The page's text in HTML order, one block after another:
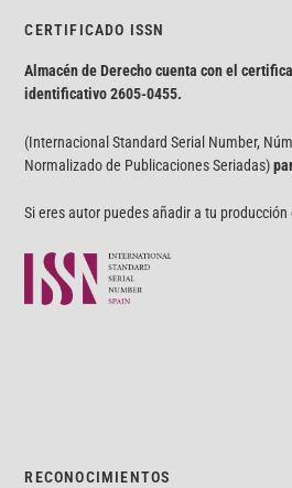
CERTIFICADO ISSN
Almacén de Derecho cuenta con el
identificativo2605-0455.
(Internacional Standard Serial Number,
Normalizado de Publicaciones Seriadas)
Si eres autor puedes añadir a tu
RECONOCIMIENTOS